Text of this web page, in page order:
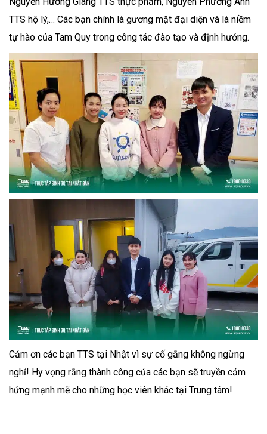
TTS hộ lý,… Các bạn chính là gương mặt đại diện và là niềm
tự hào của Tam Quy trong công tác đào tạo và định hướng.
Cảm ơn các bạn TTS tại Nhật vì sự cố gắng không ngừng
nghỉ! Hy vọng rằng thành công của các bạn sẽ truyền cảm
hứng mạnh mẽ cho những học viên khác tại Trung tâm!